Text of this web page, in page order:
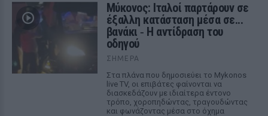
Μύκονος: Ιταλοί παρτάρουν σε
έξαλλη κατάσταση μέσα σε...
βανάκι ‑ Η αντίδραση του
οδηγού
ΣΉΜΕΡΑ
Στα πλάνα που δημοσιεύει το Mykonos
live TV, οι επιβάτες φαίνονται να
διασκεδάζουν με ιδιαίτερα έντονο
τρόπο, χοροπηδώντας, τραγουδώντας
και φωνάζοντας μέσα στο όχημα